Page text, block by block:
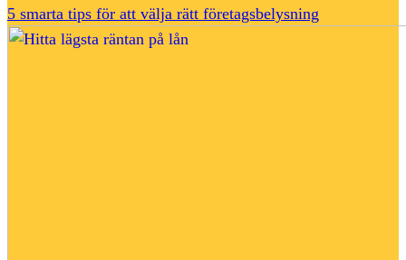
5 smarta tips för att välja rätt företagsbelysning